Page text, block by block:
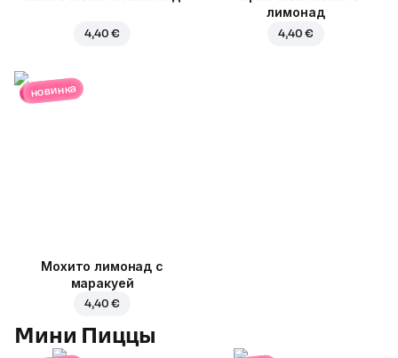
4,40 €
лимонад
4,40 €
новинка
Мохито лимонад с
маракуей
4,40 €
Мини Пиццы